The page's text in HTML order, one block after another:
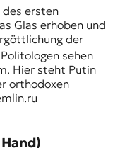
des ersten
Glas erhoben und
der
sehen
Hier steht Putin
orthodoxen